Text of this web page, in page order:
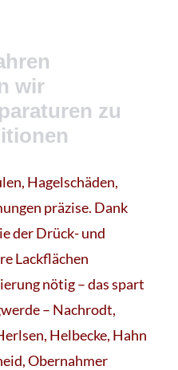
wir
zu
Hagelschäden,
präzise. Dank
der Drück- und
Lackflächen
nötig – das spart
– Nachrodt,
Helbecke, Hahn
Obernahmer